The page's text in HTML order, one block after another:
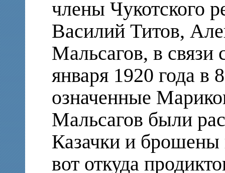
члены Чукотского
Василий Титов,
Мальсагов, в
января 1920 года в
означенные
Мальсагов были
Казачки и
вот откуда